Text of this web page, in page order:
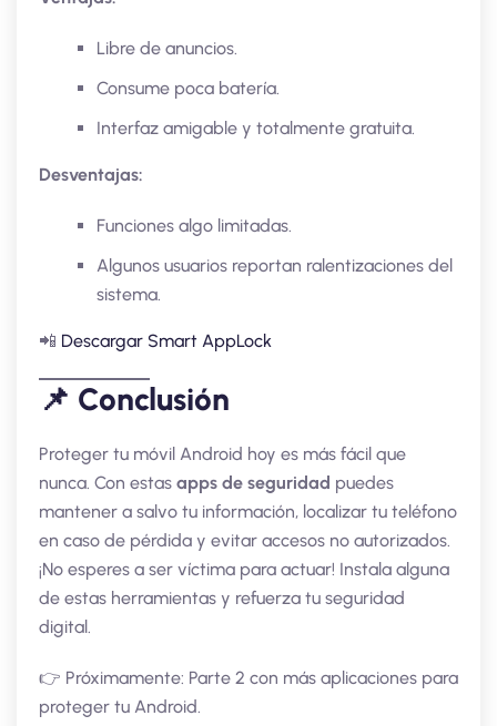
Libre de anuncios.
Consume poca batería.
Interfaz amigable y totalmente gratuita.
Desventajas:
Funciones algo limitadas.
Algunos usuarios reportan ralentizaciones del
sistema.
📲 Descargar Smart AppLock
📌 Conclusión
Proteger tu móvil Android hoy es más fácil que
nunca. Con estas apps de seguridad puedes
mantener a salvo tu información, localizar tu teléfono
en caso de pérdida y evitar accesos no autorizados.
¡No esperes a ser víctima para actuar! Instala alguna
de estas herramientas y refuerza tu seguridad
digital.
👉 Próximamente: Parte 2 con más aplicaciones para
proteger tu Android.